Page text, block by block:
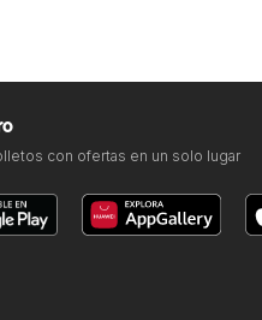
con ofertas en un solo lugar